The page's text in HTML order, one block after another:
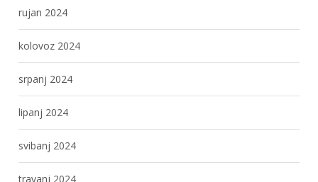
rujan 2024
kolovoz 2024
srpanj 2024
lipanj 2024
svibanj 2024
travanj 2024